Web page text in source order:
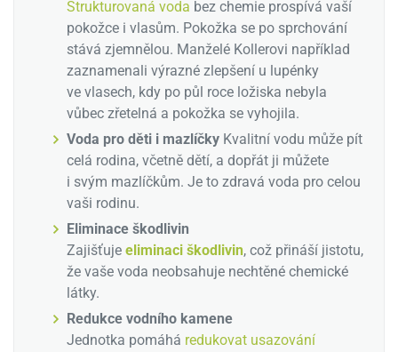
Strukturovaná voda bez chemie prospívá vaší
pokožce i vlasům. Pokožka se po sprchování
stává zjemnělou. Manželé Kollerovi například
zaznamenali výrazné zlepšení u lupénky
ve vlasech, kdy po půl roce ložiska nebyla
vůbec zřetelná a pokožka se vyhojila.
Voda pro děti i mazlíčky Kvalitní vodu může pít
celá rodina, včetně dětí, a dopřát ji můžete
i svým mazlíčkům. Je to zdravá voda pro celou
vaši rodinu.
Eliminace škodlivin
Zajišťuje eliminaci škodlivin, což přináší jistotu,
že vaše voda neobsahuje nechtěné chemické
látky.
Redukce vodního kamene
Jednotka pomáhá redukovat usazování